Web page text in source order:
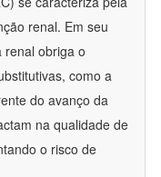
renal. Em seu
renal obriga o
como a
do avanço da
na qualidade de
o risco de